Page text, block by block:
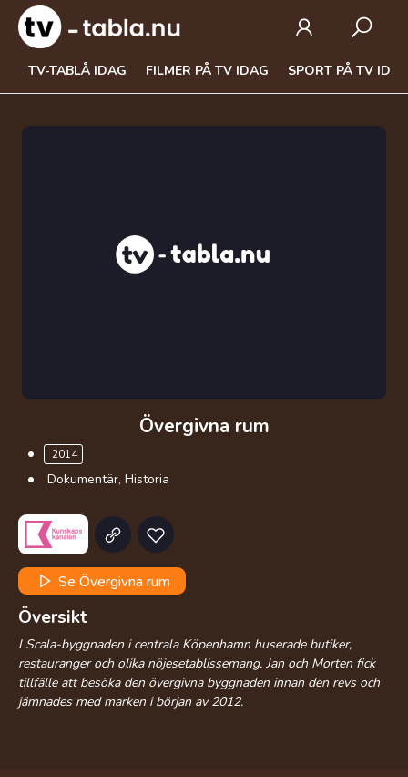
TV-TABLÅ IDAG FILMER PÅ TV IDAG SPORT PÅ TV
Övergivna rum
2014
Dokumentär, Historia
Se Övergivna rum
Översikt
I Scala-byggnaden i centrala Köpenhamn huserade butiker,
restauranger och olika nöjesetablissemang. Jan och Morten fick
tillfälle att besöka den övergivna byggnaden innan den revs och
jämnades med marken i början av 2012.